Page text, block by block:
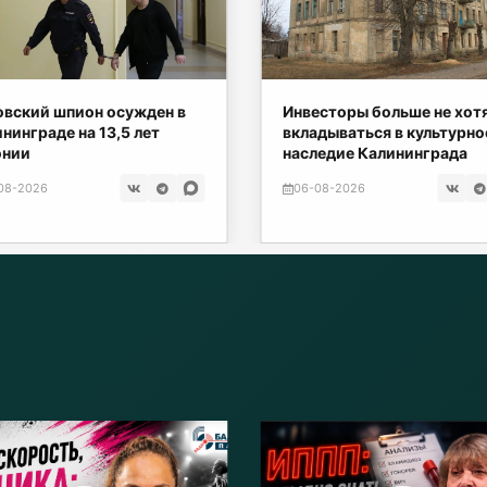
шпион осужден в
на 13,5 лет
2026
Инвесторы больше не
вкладываться в
наследие Калининграда
06-08-2026